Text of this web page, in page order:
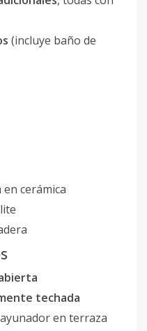
(incluye baño de
cerámica
techada
en terraza